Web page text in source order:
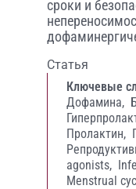
сроки и
Статья
Ключевые
Дофамина,
Пролактин,
agonists,
Menstrual